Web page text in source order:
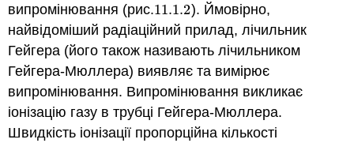
випромінювання (рис.11.1.2
11.1.2). Ймовірно,
найвідоміший радіаційний прилад,лічильник
Гейгера (його також називають лічильником
Гейгера-Мюллера) виявляє та вимірює
випромінювання. Випромінювання викликає
іонізацію газу в трубці Гейгера-Мюллера.
Швидкість іонізації пропорційна кількості